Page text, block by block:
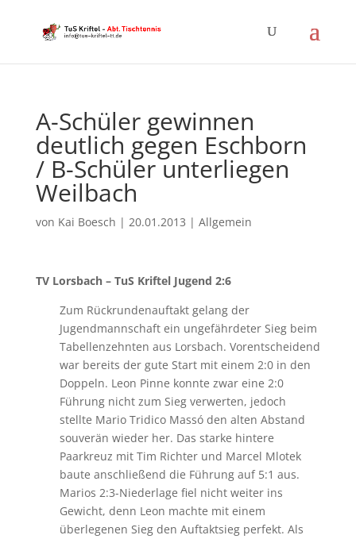
A-Schüler gewinnen
deutlich gegen Eschborn
/ B-Schüler unterliegen
Weilbach
von Kai Boesch | 20.01.2013 | Allgemein
TV Lorsbach – TuS Kriftel Jugend 2:6
Zum Rückrundenauftakt gelang der
Jugendmannschaft ein ungefährdeter Sieg beim
Tabellenzehnten aus Lorsbach. Vorentscheidend
war bereits der gute Start mit einem 2:0 in den
Doppeln. Leon Pinne konnte zwar eine 2:0
Führung nicht zum Sieg verwerten, jedoch
stellte Mario Tridico Massó den alten Abstand
souverän wieder her. Das starke hintere
Paarkreuz mit Tim Richter und Marcel Mlotek
baute anschließend die Führung auf 5:1 aus.
Marios 2:3-Niederlage fiel nicht weiter ins
Gewicht, denn Leon machte mit einem
überlegenen Sieg den Auftaktsieg perfekt. Als